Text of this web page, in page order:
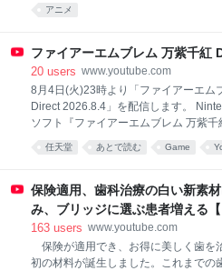
も「 #パトレイバー 」シリーズ好評
品・イベントの情報はこちらをチェッ
脚本集（2）OVA+MOVIE編 機動警察
脚本を手掛けるHEADGEARの伊藤和
望の第2弾です。 脚本集[2]では、今な
機動警察パトレイバー2 the Movie）
アニメ
ファイアーエムブレム 万紫千紅
20 users www.youtube.com
8月4日(火)23時より「ファイアーエム
Direct 2026.8.4」を配信します。
ソフト『ファイアーエムブレム 万紫千
情報をお届けします。配信時間は約20
フトの対象年齢は「15歳以上」です。
より予告なく中止する場合があります
了承ください。 【ファイアーエムブレ
Direct 2026.8.4】
direct/20260804/index.html 【ウェブ
任天堂 あとで読む Game
保険適用、歯科治療の白い新素
み、ブリッジに選ぶ患者増える
ッド！モーニング】(2026年8月3
163 users www.youtube.com
保険が適用でき、お得に美しく歯を
初の材料が誕生しました。これまでの